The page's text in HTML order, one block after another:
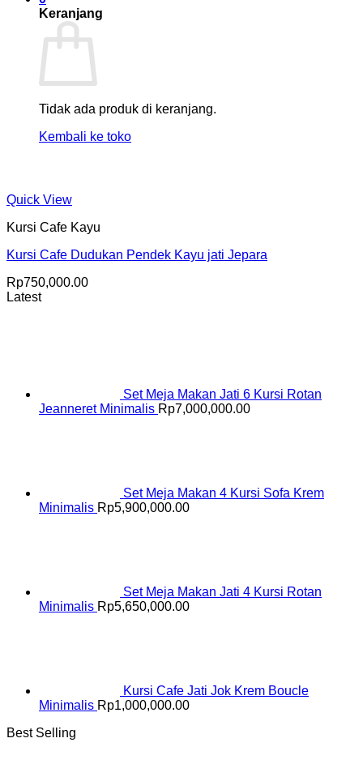
Keranjang
Tidak ada produk di keranjang.
Kembali ke toko
Quick View
Kursi Cafe Kayu
Kursi Cafe Dudukan Pendek Kayu jati Jepara
Rp750,000.00
Latest
Set Meja Makan Jati 6 Kursi Rotan
Jeanneret Minimalis Rp7,000,000.00
Set Meja Makan 4 Kursi Sofa Krem
Minimalis Rp5,900,000.00
Set Meja Makan Jati 4 Kursi Rotan
Minimalis Rp5,650,000.00
Kursi Cafe Jati Jok Krem Boucle
Minimalis Rp1,000,000.00
Best Selling